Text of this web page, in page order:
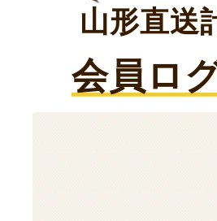
山形直送
会員ロ